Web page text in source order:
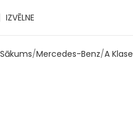
IZVĒLNE
Sākums Mercedes-Benz A Klase